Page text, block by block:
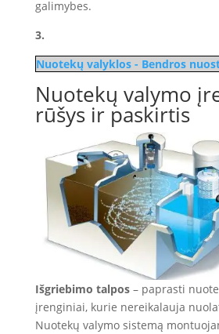
galimybes.
3.
Nuotekų valyklos - Bendros
Nuotekų valymo
rūšys ir paskirtis
Išgriebimo talpos– paprasti
įrenginiai, kurie nereikalauja
Nuotekų valymo sistemą